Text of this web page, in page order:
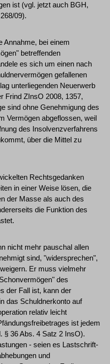
ist (vgl. jetzt auch BGH,
09).
Annahme, bei einem
betreffenden
es sich um einen nach
gefallenen
unterliegenden Neuerwerb
Frind ZInsO 2008, 1357,
sind ohne Genehmigung des
Vermögen abgeflossen, weil
des Insolvenzverfahrens
über die Mittel zu
Rechtsgedanken
in einer Weise lösen, die
der Masse als auch des
die Funktion des
nicht mehr pauschal allen
sind, "widersprechen",
Er muss vielmehr
des
der Fall ist, kann der
das Schuldnerkonto auf
relativ leicht
ist jedem
§ 36 Abs. 4 Satz 2 InsO).
- seien es Lastschrift-
und